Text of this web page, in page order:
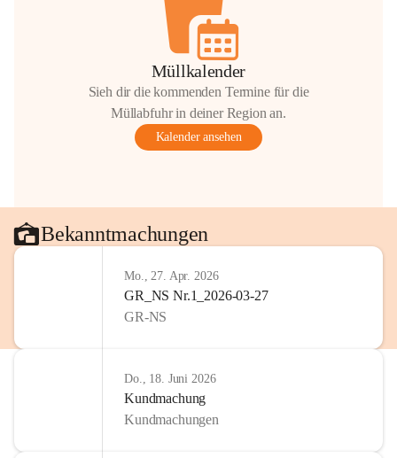
Müllkalender
Sieh dir die kommenden Termine für die
Müllabfuhr in deiner Region an.
Kalender ansehen
Bekanntmachungen
Mo., 27. Apr. 2026
GR_NS Nr.1_2026-03-27
GR-NS
Do., 18. Juni 2026
Kundmachung
Kundmachungen